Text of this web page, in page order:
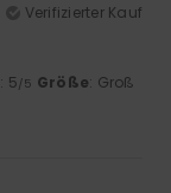
Verifizierter Kauf
: 5/5 Größe: Groß